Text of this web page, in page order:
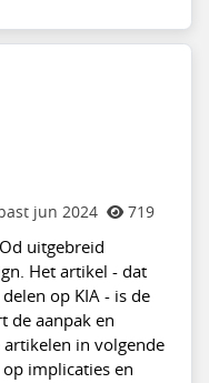
jun 2024 719
uitgebreid
Het artikel - dat
op KIA - is de
de aanpak en
in volgende
implicaties en